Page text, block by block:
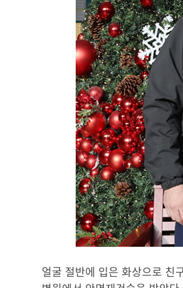
얼굴 절반에 입은 화상으로 친